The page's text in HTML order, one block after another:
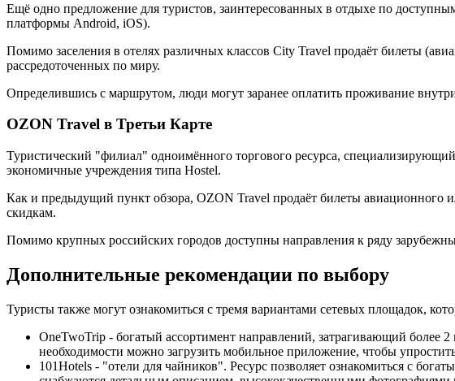
Ещё одно предложение для туристов, заинтересованных в отдыхе по
платформы Android, iOS).
Помимо заселения в отелях различных классов City Travel продаёт билеты
рассредоточенных по миру.
Определившись с маршрутом, люди могут заранее оплатить проживание
OZON Travel в Третьи Карте
Туристический "филиал" одноимённого торгового ресурса,
экономичные учреждения типа Hostel.
Как и предыдущий пункт обзора, OZON Travel продаёт билеты авиационного
скидкам.
Помимо крупных российских городов доступны направления к ряду
Дополнительные рекомендации по выбору
Туристы также могут ознакомиться с тремя вариантами сетевых площадок,
OneTwoTrip - богатый ассортимент направлений, затрагивающий
необходимости можно загрузить мобильное приложение, чтобы
101Hotels - "отели для чайников". Ресурс позволяет ознакомиться с